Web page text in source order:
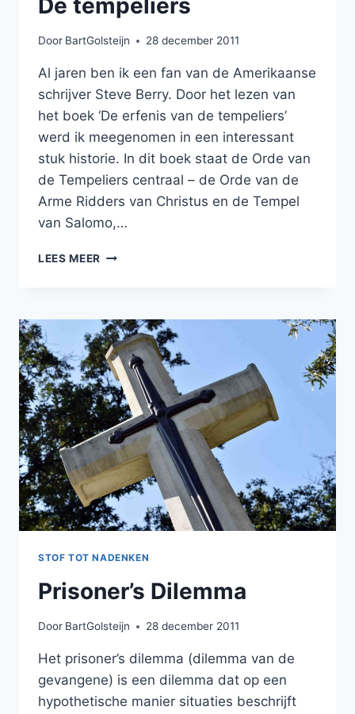
Door BartGolsteijn 28 december 2011
Al jaren ben ik een fan van de Amerikaanse
schrijver Steve Berry. Door het lezen van
het boek ‘De erfenis van de tempeliers’
werd ik meegenomen in een interessant
stuk historie. In dit boek staat de Orde van
de Tempeliers centraal – de Orde van de
Arme Ridders van Christus en de Tempel
van Salomo,…
LEES MEER DE
STOF TOT NADENKEN
Prisoner’s Dilemma
Door BartGolsteijn 28 december 2011
Het prisoner’s dilemma (dilemma van de
gevangene) is een dilemma dat op een
hypothetische manier situaties beschrijft